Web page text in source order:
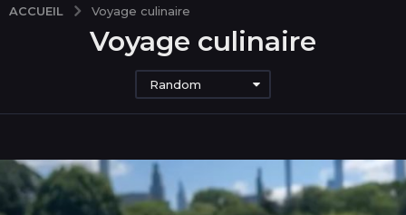
ACCUEIL Voyage culinaire
Voyage culinaire
Random